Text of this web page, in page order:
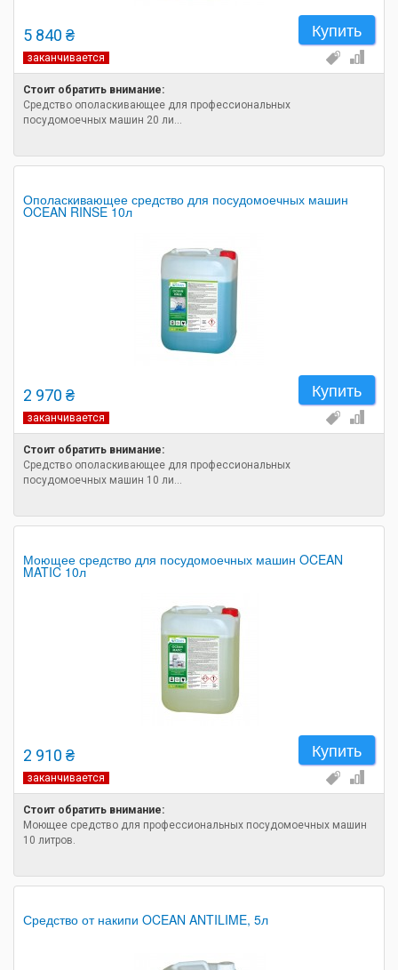
5 840 ₴ Купить
заканчивается
Стоит обратить внимание:
Средство ополаскивающее для профессиональных
посудомоечных машин 20 ли...
Ополаскивающее средство для посудомоечных машин
OCEAN RINSE 10л
2 970 ₴ Купить
заканчивается
Стоит обратить внимание:
Средство ополаскивающее для профессиональных
посудомоечных машин 10 ли...
Моющее средство для посудомоечных машин OCEAN
MATIC 10л
2 910 ₴ Купить
заканчивается
Стоит обратить внимание:
Моющее средство для профессиональных посудомоечных машин
10 литров.
Средство от накипи OCEAN ANTILIME, 5л